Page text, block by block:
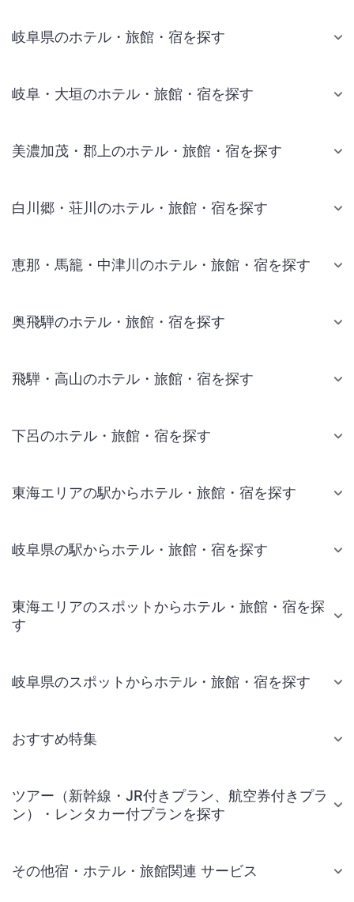
岐阜県のホテル・旅館・宿を探す
岐阜・大垣のホテル・旅館・宿を探す
美濃加茂・郡上のホテル・旅館・宿を探す
白川郷・荘川のホテル・旅館・宿を探す
恵那・馬籠・中津川のホテル・旅館・宿を探す
奥飛騨のホテル・旅館・宿を探す
飛騨・高山のホテル・旅館・宿を探す
下呂のホテル・旅館・宿を探す
東海エリアの駅からホテル・旅館・宿を探す
岐阜県の駅からホテル・旅館・宿を探す
東海エリアのスポットからホテル・旅館・宿を探
す
岐阜県のスポットからホテル・旅館・宿を探す
おすすめ特集
ツアー（新幹線・JR付きプラン、航空券付きプラ
ン）・レンタカー付プランを探す
その他宿・ホテル・旅館関連 サービス